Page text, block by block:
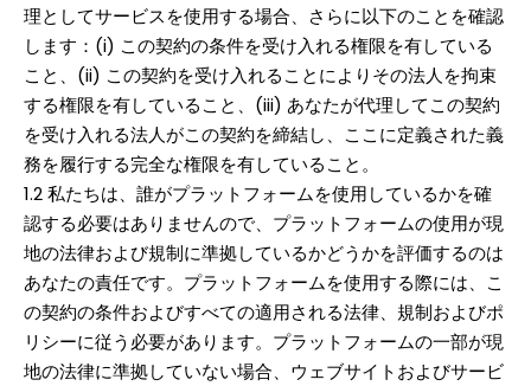
理としてサービスを使用する場合、さらに以下のことを確認
します：(i) この契約の条件を受け入れる権限を有している
こと、(ii) この契約を受け入れることによりその法人を拘束
する権限を有していること、(iii) あなたが代理してこの契約
を受け入れる法人がこの契約を締結し、ここに定義された義
務を履行する完全な権限を有していること。
1.2 私たちは、誰がプラットフォームを使用しているかを確
認する必要はありませんので、プラットフォームの使用が現
地の法律および規制に準拠しているかどうかを評価するのは
あなたの責任です。プラットフォームを使用する際には、こ
の契約の条件およびすべての適用される法律、規制およびポ
リシーに従う必要があります。プラットフォームの一部が現
地の法律に準拠していない場合、ウェブサイトおよびサービ